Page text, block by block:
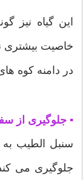
این گیاه نیز
خاصیت بیشتری
در دامنه کوه
▪ جلوگیری از
سنبل الطیب به
جلوگیری می